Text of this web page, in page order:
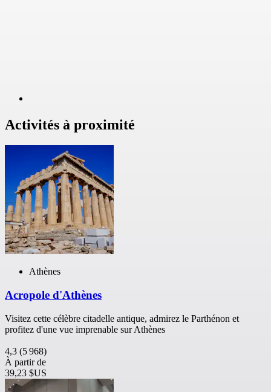
Activités à proximité
Athènes
Acropole d'Athènes
Visitez cette célèbre citadelle antique, admirez le Parthénon et
profitez d'une vue imprenable sur Athènes
4,3 (5 968)
À partir de
39,23 $US